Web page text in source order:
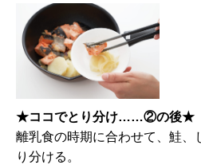
★ココでとり分け……②の後★
離乳食の時期に合わせて、鮭、
り分ける。